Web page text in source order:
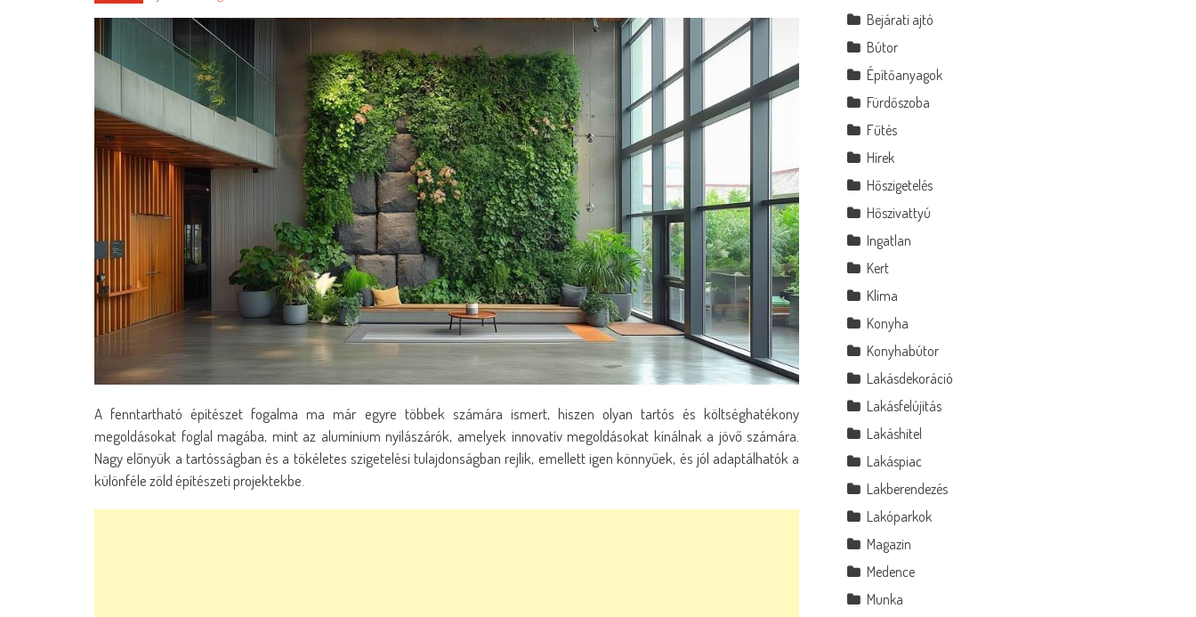
A fenntartható építészet fogalma ma már egyre többek számára ismert, hiszen olyan tartós és költséghatékony
megoldásokat foglal magába, mint az alumínium nyílászárók, amelyek innovatív megoldásokat kínálnak a jövő számára.
Nagy előnyük a tartósságban és a tökéletes szigetelési tulajdonságban rejlik, emellett igen könnyűek, és jól adaptálhatók a
különféle zöld építészeti projektekbe.
Bejárati ajtó
Bútor
Építőanyagok
Fürdőszoba
Fűtés
Hírek
Hőszigetelés
Hőszivattyú
Ingatlan
Kert
Klíma
Konyha
Konyhabútor
Lakásdekoráció
Lakásfelújítás
Lakáshitel
Lakáspiac
Lakberendezés
Lakóparkok
Magazin
Medence
Munka